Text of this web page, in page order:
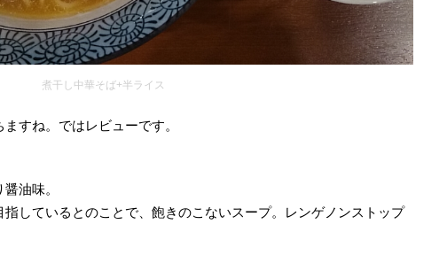
煮干し中華そば+半ライス
すね。ではレビューです。
油味。
指しているとのことで、飽きのこないスープ。レンゲノンストップ